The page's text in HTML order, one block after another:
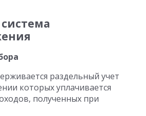
раздельный учет
которых уплачивается
полученных при